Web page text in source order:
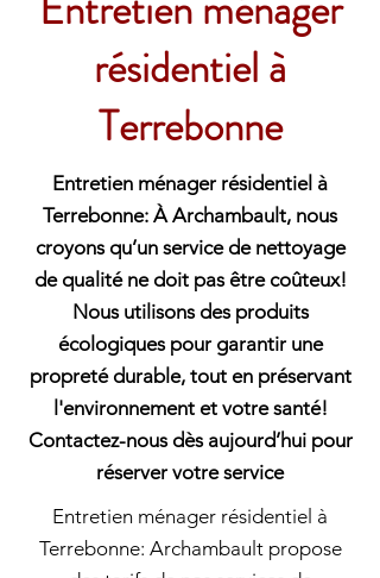
résidentiel à
Terrebonne
Entretien ménager résidentiel à
Terrebonne: À Archambault, nous
croyons qu’un service de nettoyage
de qualité ne doit pas être coûteux!
Nous utilisons des produits
écologiques pour garantir une
propreté durable, tout en préservant
l'environnement et votre santé!
Contactez-nous dès aujourd’hui pour
réserver votre service
Entretien ménager résidentiel à
Terrebonne: Archambault propose